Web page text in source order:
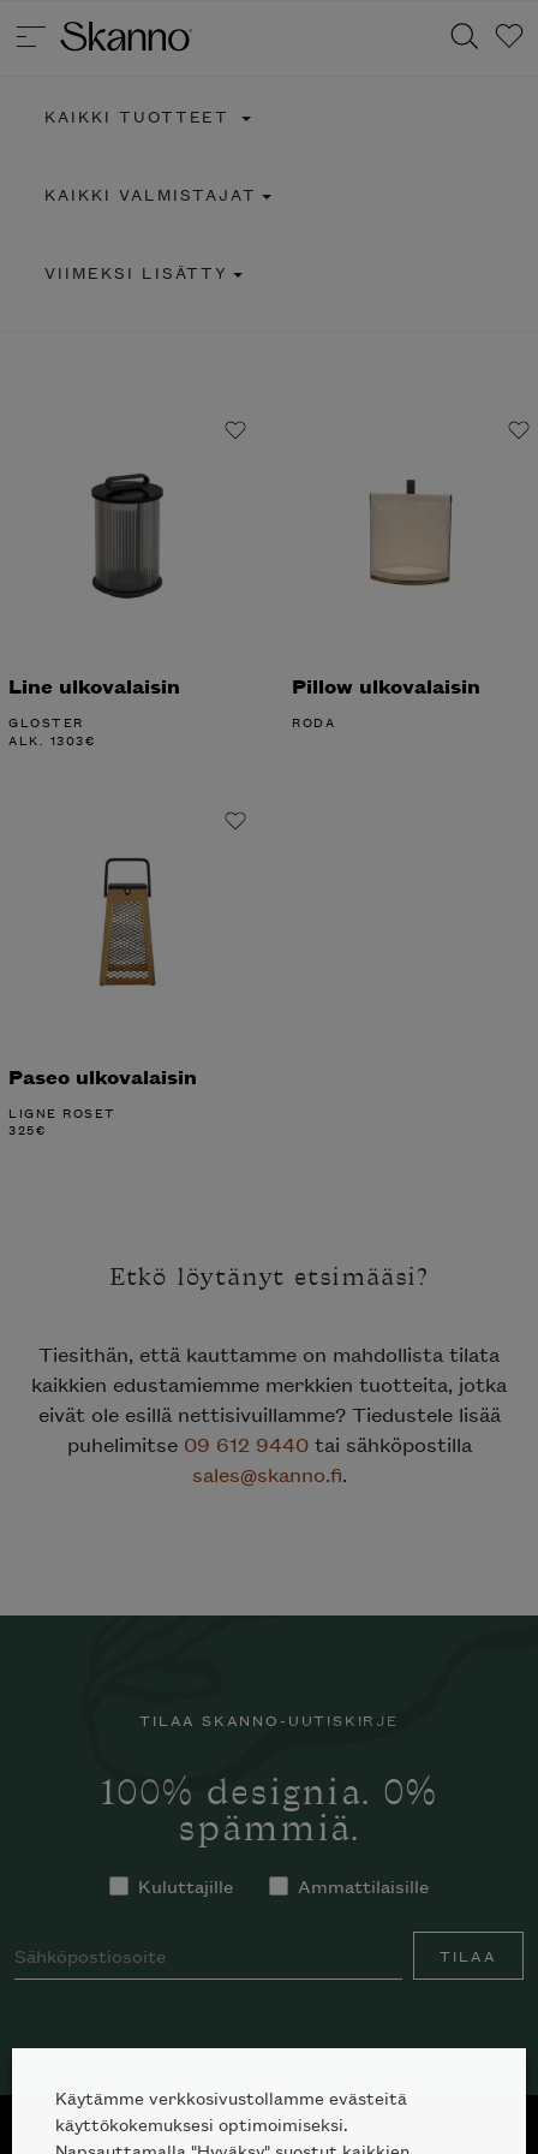
KAIKKI TUOTTEET
KAIKKI VALMISTAJAT
VIIMEKSI LISÄTTY
Line ulkovalaisin
GLOSTER
ALK. 1303€
Pillow ulkovalaisin
RODA
Paseo ulkovalaisin
LIGNE ROSET
325€
Etkö löytänyt etsimääsi?
Tiesithän, että kauttamme on mahdollista tilata
kaikkien edustamiemme merkkien tuotteita, jotka
eivät ole esillä nettisivuillamme? Tiedustele lisää
puhelimitse 09 612 9440tai sähköpostilla
sales@skanno.fi.
TILAA SKANNO-UUTISKIRJE
100% designia. 0%
spämmiä.
Kuluttajille Ammattilaisille
TILAA
Käytämme verkkosivustollamme evästeitä
käyttökokemuksesi optimoimiseksi.